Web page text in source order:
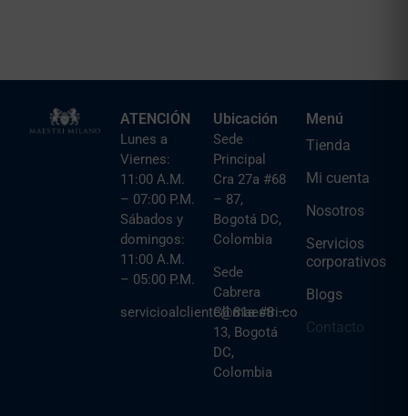
ATENCIÓN
Lunes a
Viernes:
11:00 A.M.
– 07:00 P.M.
Sábados y
domingos:
11:00 A.M.
– 05:00 P.M.
servicioalcliente@maestri.co
Ubicación
Sede
Principal
Cra 27a #68
– 87,
Bogotá DC,
Colombia
Sede
Cabrera
Cll 81a #8 –
13, Bogotá
DC,
Colombia
Menú
Tienda
Mi cuenta
Nosotros
Servicios
corporativos
Blogs
Contacto